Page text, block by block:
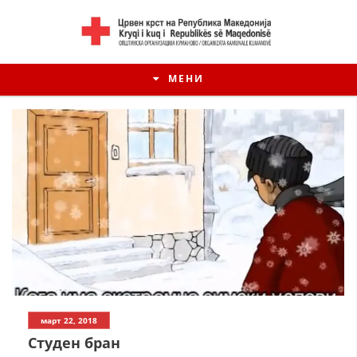
МЕНИ
ИСТОРИЈАТ НА ЦКРМ
март 22, 2018
Студен бран